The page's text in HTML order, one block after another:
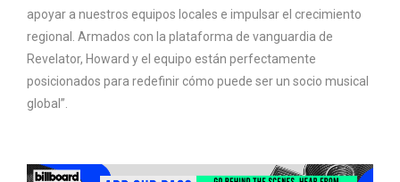
apoyar a nuestros equipos locales e impulsar el crecimiento
regional. Armados con la plataforma de vanguardia de
Revelator, Howard y el equipo están perfectamente
posicionados para redefinir cómo puede ser un socio musical
global”.